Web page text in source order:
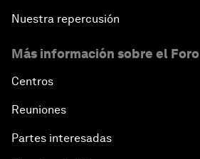
Nuestra repercusión
Más información sobre el Foro
Centros
Reuniones
Partes interesadas